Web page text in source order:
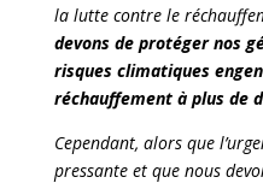
la lutte contre le
devons de protéger nos
risques climatiques
réchauffement à plus de
Cependant, alors que
pressante et que nous